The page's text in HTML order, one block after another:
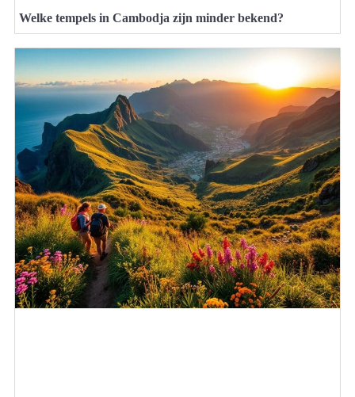
Welke tempels in Cambodja zijn minder bekend?